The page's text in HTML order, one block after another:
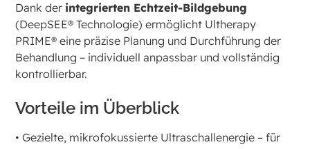
Dank der integrierten Echtzeit-Bildgebung
(DeepSEE® Technologie) ermöglicht Ultherapy
PRIME® eine präzise Planung und Durchführung der
Behandlung – individuell anpassbar und vollständig
kontrollierbar.
Vorteile im Überblick
• Gezielte, mikrofokussierte Ultraschallenergie – für